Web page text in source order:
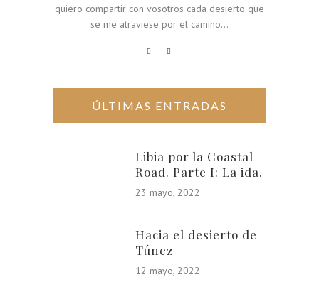
quiero compartir con vosotros cada desierto que
se me atraviese por el camino...
ÚLTIMAS ENTRADAS
Libia por la Coastal
Road. Parte I: La ida.
23 mayo, 2022
Hacia el desierto de
Túnez
12 mayo, 2022